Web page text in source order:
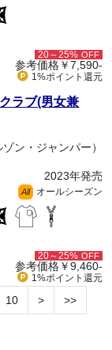
20～25% OFF
参考価格￥7,590-
1%ポイント 還元
ラブ(男女兼
ン・ジャンパー）
2023年発売
All オールシーズン
20～25% OFF
参考価格￥9,460-
1%ポイント 還元
10 > >>